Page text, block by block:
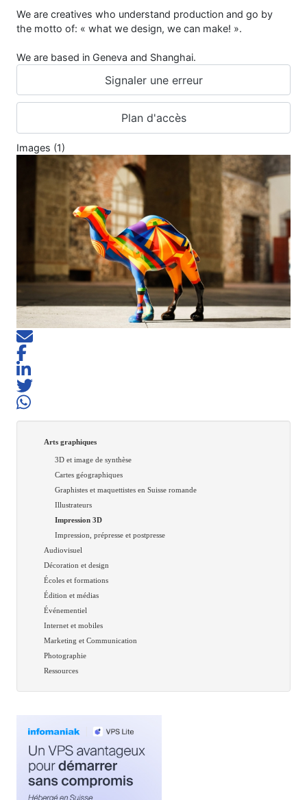
We are creatives who understand production and go by
the motto of: « what we design, we can make! ».
We are based in Geneva and Shanghai.
Signaler une erreur
Plan d'accès
Images (1)
Arts graphiques
3D et image de synthèse
Cartes géographiques
Graphistes et maquettistes en Suisse romande
Illustrateurs
Impression 3D
Impression, prépresse et postpresse
Audiovisuel
Décoration et design
Écoles et formations
Édition et médias
Événementiel
Internet et mobiles
Marketing et Communication
Photographie
Ressources